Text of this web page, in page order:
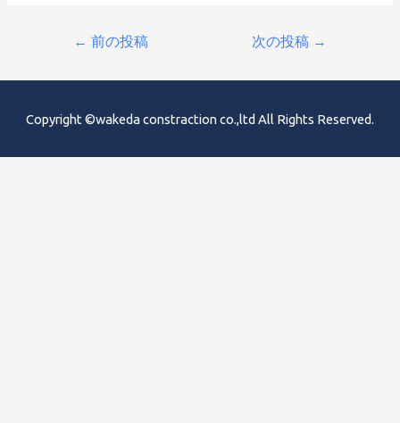
ナ
ビ
ゲ
ー
← 前の投稿 次の投稿 →
Copyright ©wakeda constraction co.,ltd All Rights Reserved.